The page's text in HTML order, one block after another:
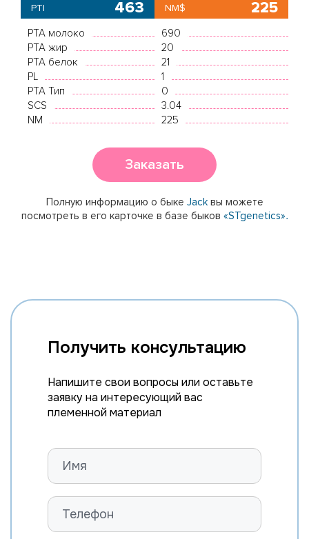
PTI
463 NM$ 225
PTA молоко
690
PTA жир
20
PTA белок
21
PL
1
PTA Тип
0
SCS
3.04
NM
225
Заказать
Полную информацию о быке Jack вы можете
посмотреть в его карточке в базе быков «STgenetics».
Получить консультацию
Напишите свои вопросы или оставьте
заявку на интересующий вас
племенной материал